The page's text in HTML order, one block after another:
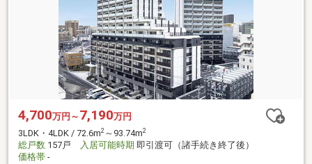
4,700万円～ 7,190万円
3LDK・4LDK / 72.6m2 ～93.74m2
総戸数 157戸 入居可能時期 即引渡可（諸手続き終了後）
価格帯 -